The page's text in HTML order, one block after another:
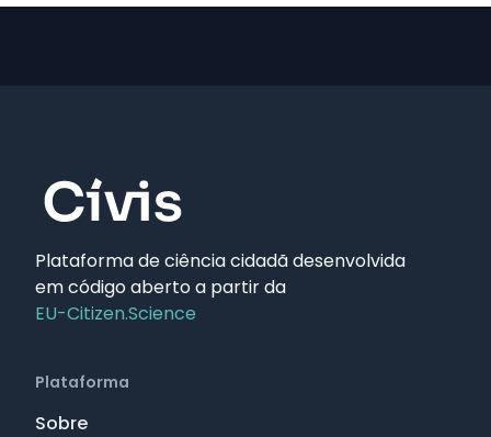
Plataforma de ciência cidadã desenvolvida
em código aberto a partir da
EU-Citizen.Science
Plataforma
Sobre